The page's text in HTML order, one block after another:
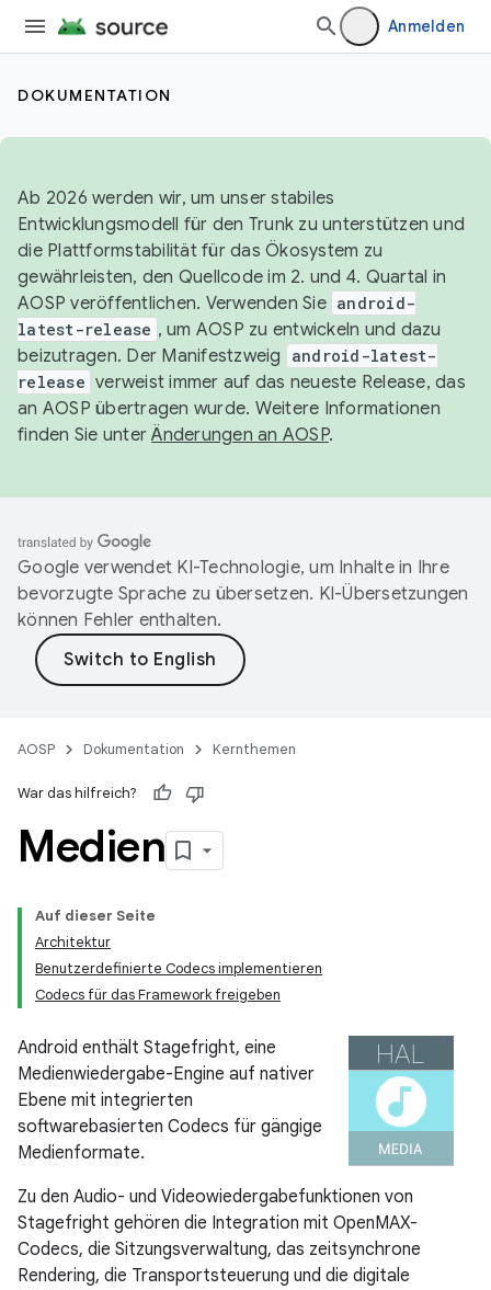
Anmelden
DOKUMENTATION
Ab 2026 werden wir, um unser stabiles
Entwicklungsmodell für den Trunk zu unterstützen und
die Plattformstabilität für das Ökosystem zu
gewährleisten, den Quellcode im 2. und 4. Quartal in
AOSP veröffentlichen. Verwenden Sie android-
latest-release , um AOSP zu entwickeln und dazu
beizutragen. Der Manifestzweig
android-latest-
release verweist immer auf das neueste Release, das
an AOSP übertragen wurde. Weitere Informationen
finden Sie unterÄnderungen an AOSP.
Google verwendet KI-Technologie, um Inhalte in Ihre
bevorzugte Sprache zu übersetzen. KI-Übersetzungen
können Fehler enthalten.
AOSP Dokumentation Kernthemen
War das hilfreich?
Medien
Auf dieser Seite
Architektur
Benutzerdefinierte Codecs implementieren
Codecs für das Framework freigeben
Android enthält Stagefright, eine
Medienwiedergabe-Engine auf nativer
Ebene mit integrierten
softwarebasierten Codecs für gängige
Medienformate.
Zu den Audio- und Videowiedergabefunktionen von
Stagefright gehören die Integration mit OpenMAX-
Codecs, die Sitzungsverwaltung, das zeitsynchrone
Rendering, die Transportsteuerung und die digitale